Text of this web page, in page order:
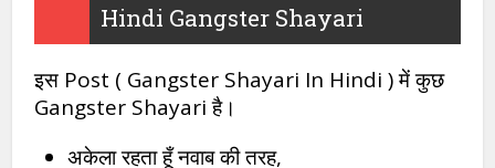
Hindi Gangster Shayari
इस Post ( Gangster Shayari In Hindi ) में कुछ
Gangster Shayari है।
अकेला रहता हूँ नवाब की तरह,